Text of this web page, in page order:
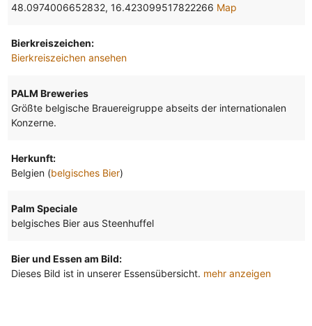
48.0974006652832, 16.423099517822266 Map
Bierkreiszeichen:
Bierkreiszeichen ansehen
PALM Breweries
Größte belgische Brauereigruppe abseits der internationalen
Konzerne.
Herkunft:
Belgien (belgisches Bier)
Palm Speciale
belgisches Bier aus Steenhuffel
Bier und Essen am Bild:
Dieses Bild ist in unserer Essensübersicht. mehr anzeigen